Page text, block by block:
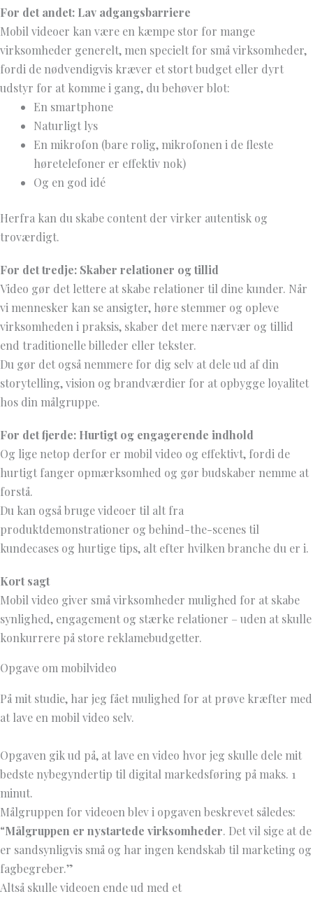
For det andet: Lav adgangsbarriere
Mobil videoer kan være en kæmpe stor for mange
virksomheder generelt, men specielt for små virksomheder,
fordi de nødvendigvis kræver et stort budget eller dyrt
udstyr for at komme i gang, du behøver blot:
En smartphone
Naturligt lys
En mikrofon (bare rolig, mikrofonen i de fleste
høretelefoner er effektiv nok)
Og en god idé
Herfra kan du skabe content der virker autentisk og
troværdigt.
For det tredje: Skaber relationer og tillid
Video gør det lettere at skabe relationer til dine kunder. Når
vi mennesker kan se ansigter, høre stemmer og opleve
virksomheden i praksis, skaber det mere nærvær og tillid
end traditionelle billeder eller tekster.
Du gør det også nemmere for dig selv at dele ud af din
storytelling, vision og brandværdier for at opbygge loyalitet
hos din målgruppe.
For det fjerde: Hurtigt og engagerende indhold
Og lige netop derfor er mobil video og effektivt, fordi de
hurtigt fanger opmærksomhed og gør budskaber nemme at
forstå.
Du kan også bruge videoer til alt fra
produktdemonstrationer og behind-the-scenes til
kundecases og hurtige tips, alt efter hvilken branche du er i.
Kort sagt
Mobil video giver små virksomheder mulighed for at skabe
synlighed, engagement og stærke relationer – uden at skulle
konkurrere på store reklamebudgetter.
Opgave om mobilvideo
På mit studie, har jeg fået mulighed for at prøve kræfter med
at lave en mobil video selv.
Opgaven gik ud på, at lave en video hvor jeg skulle dele mit
bedste nybegyndertip til digital markedsføring på maks. 1
minut.
Målgruppen for videoen blev i opgaven beskrevet således:
“Målgruppen er nystartede virksomheder. Det vil sige at de
er sandsynligvis små og har ingen kendskab til marketing og
fagbegreber.”
Altså skulle videoen ende ud med et